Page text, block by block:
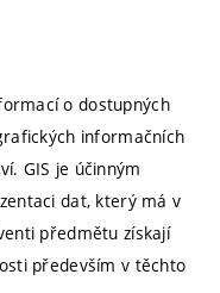
o dostupných
informačních
GIS je účinným
dat, který má v
předmětu získají
především v těchto